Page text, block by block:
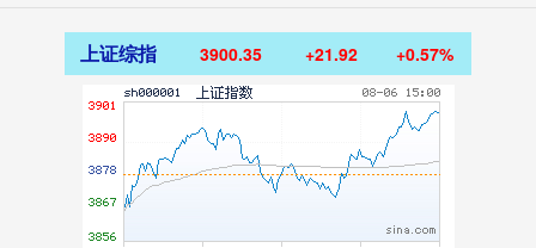
上证综指 3900.35 +21.92 +0.57%